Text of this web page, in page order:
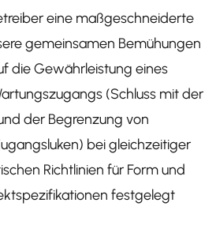
eine maßgeschneiderte
gemeinsamen Bemühungen
die Gewährleistung eines
(Schluss mit der
der Begrenzung von
bei gleichzeitiger
Richtlinien für Form und
festgelegt